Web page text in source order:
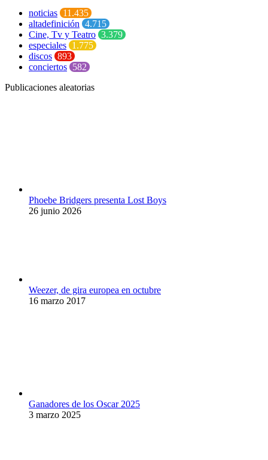
noticias 11.435
altadefinición 4.715
Cine, Tv y Teatro 3.379
especiales 1.775
discos 893
conciertos 582
Publicaciones aleatorias
Phoebe Bridgers presenta Lost Boys
26 junio 2026
Weezer, de gira europea en octubre
16 marzo 2017
Ganadores de los Oscar 2025
3 marzo 2025